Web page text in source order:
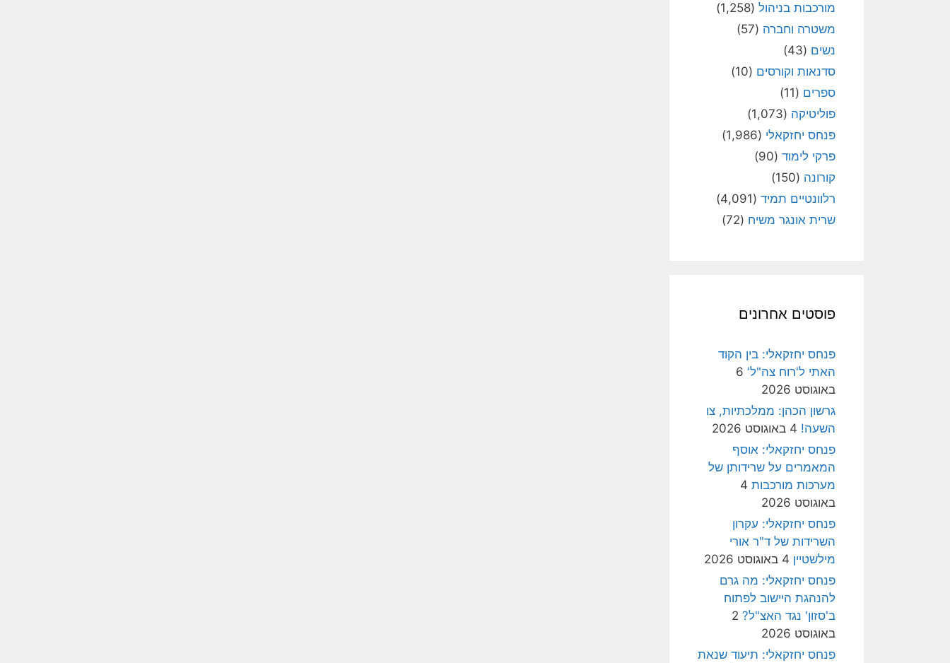
מורכבות בניהול (1,258)
משטרה וחברה (57)
נשים (43)
סדנאות וקורסים (10)
ספרים (11)
פוליטיקה (1,073)
פנחס יחזקאלי (1,986)
פרקי לימוד (90)
קורונה (150)
רלוונטיים תמיד (4,091)
שרית אונגר משיח (72)
פוסטים אחרונים
פנחס יחזקאלי: בין הקוד
האתי ל'רוח צה"ל' 6
באוגוסט 2026
גרשון הכהן: ממלכתיות, צו
השעה! 4 באוגוסט 2026
פנחס יחזקאלי: אוסף
המאמרים על שרידותן של
מערכות מורכבות 4
באוגוסט 2026
פנחס יחזקאלי: עקרון
השרידות של ד"ר אורי
מילשטיין 4 באוגוסט 2026
פנחס יחזקאלי: מה גרם
להנהגת היישוב לפתוח
ב'סזון' נגד האצ"ל? 2
באוגוסט 2026
פנחס יחזקאלי: תיעוד שנאת